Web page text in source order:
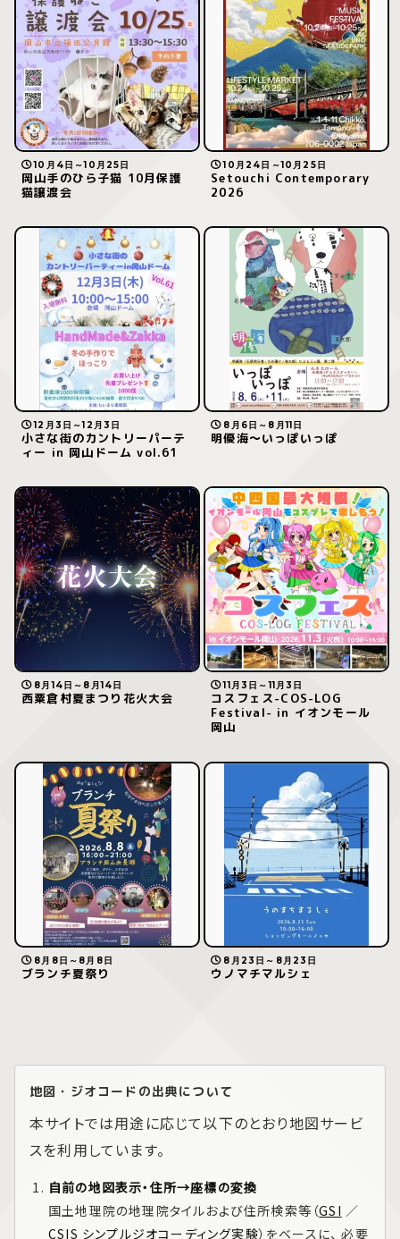
10月4日～10月25日
岡山手のひら子猫 10月保護
猫譲渡会
10月24日～10月25日
Setouchi Contemporary
2026
12月3日～12月3日
小さな街のカントリーパーテ
ィー in 岡山ドーム vol.61
8月6日～8月11日
明優海〜いっぽいっぽ
8月14日～8月14日
西粟倉村夏まつり花火大会
11月3日～11月3日
コスフェス-COS-LOG
Festival- in イオンモール
岡山
8月8日～8月8日
ブランチ夏祭り
8月23日～8月23日
ウノマチマルシェ
地図・ジオコードの出典について
本サイトでは用途に応じて以下のとおり地図サービ
スを利用しています。
自前の地図表示・住所→座標の変換
国土地理院の地理院タイルおよび住所検索等（GSI ／
CSIS シンプルジオコーディング実験）をベースに、 必要